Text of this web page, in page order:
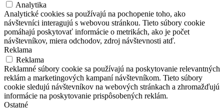
Analytika
Analytické cookies sa používajú na pochopenie toho, ako
návštevníci interagujú s webovou stránkou. Tieto súbory cookie
pomáhajú poskytovať informácie o metrikách, ako je počet
návštevníkov, miera odchodov, zdroj návštevnosti atď.
Reklama
Reklama
Reklamné súbory cookie sa používajú na poskytovanie relevantných
reklám a marketingových kampaní návštevníkom. Tieto súbory
cookie sledujú návštevníkov na webových stránkach a zhromažďujú
informácie na poskytovanie prispôsobených reklám.
Ostatné